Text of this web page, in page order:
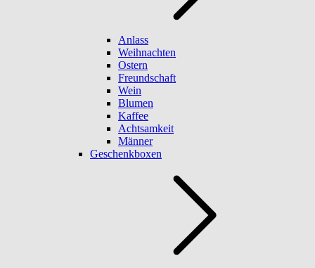
Anlass
Weihnachten
Ostern
Freundschaft
Wein
Blumen
Kaffee
Achtsamkeit
Männer
Geschenkboxen